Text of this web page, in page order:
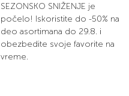
SEZONSKO SNIŽENJE je
počelo! Iskoristite do -50% na
deo asortimana do 29.8. i
obezbedite svoje favorite na
vreme.